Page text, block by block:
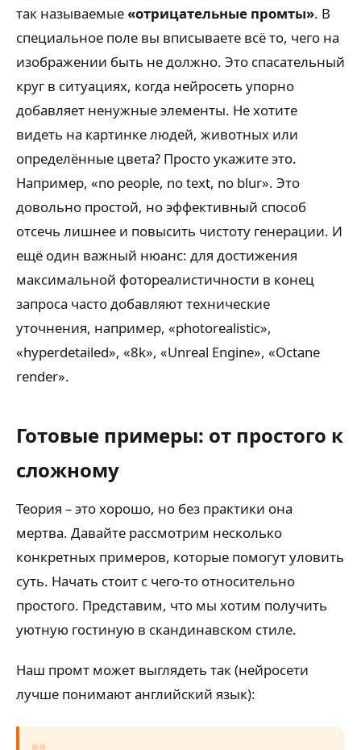
так называемые«отрицательные промты». В
специальное поле вы вписываете всё то, чего на
изображении быть не должно. Это спасательный
круг в ситуациях, когда нейросеть упорно
добавляет ненужные элементы. Не хотите
видеть на картинке людей, животных или
определённые цвета? Просто укажите это.
Например, «no people, no text, no blur». Это
довольно простой, но эффективный способ
отсечь лишнее и повысить чистоту генерации. И
ещё один важный нюанс: для достижения
максимальной фотореалистичности в конец
запроса часто добавляют технические
уточнения, например, «photorealistic»,
«hyperdetailed», «8k», «Unreal Engine», «Octane
render».
Готовые примеры: от простого к
сложному
Теория – это хорошо, но без практики она
мертва. Давайте рассмотрим несколько
конкретных примеров, которые помогут уловить
суть. Начать стоит с чего-то относительно
простого. Представим, что мы хотим получить
уютную гостиную в скандинавском стиле.
Наш промт может выглядеть так (нейросети
лучше понимают английский язык):